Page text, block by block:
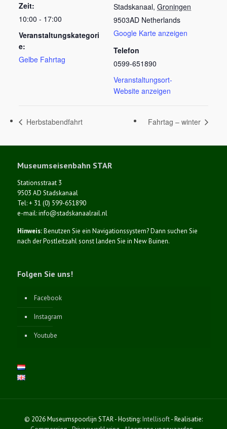
Zeit:
10:00 - 17:00
Veranstaltungskategori
e:
Gelbe Fahrtag
Stadskanaal, Groningen
9503AD Netherlands
Google Karte anzeigen
Telefon
0599-651890
Veranstaltungsort-
Website anzeigen
Herbstabendfahrt Fahrtag – winter
Museumseisenbahn STAR
Stationsstraat 3
9503 AD Stadskanaal
Tel: + 31 (0) 599-651890
e-mail: info@stadskanaalrail.nl
Hinweis:Benutzen Sie ein Navigationssystem? Dann suchen Sie
nach der Postleitzahl sonst landen Sie in New Buinen.
Folgen Sie uns!
Facebook
Instagram
Youtube
© 2026 Museumspoorlijn STAR - Hosting:Intellisoft- Realisatie: